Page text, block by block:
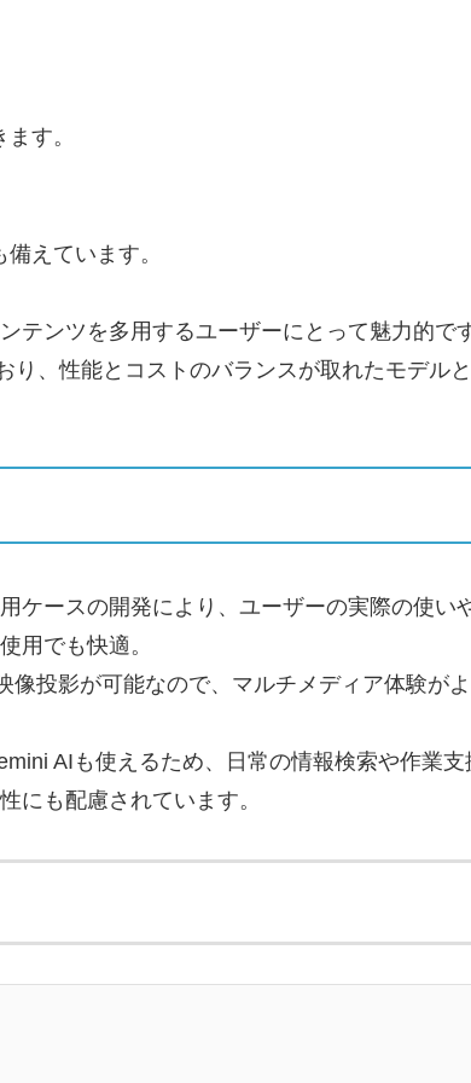
す。
えています。
テンツを多用するユーザーにとって魅力的です
、性能とコストのバランスが取れたモデルと
ースの開発により、ユーザーの実際の使い
用でも快適。
投影が可能なので、マルチメディア体験がよ
AIも使えるため、日常の情報検索や作業支
にも配慮されています。